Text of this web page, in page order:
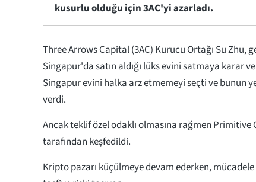
kusurlu olduğu için 3AC'yi azarladı.
Three Arrows Capital (3AC) Kurucu Ortağı Su Zhu,
Singapur'da satın aldığı lüks evini satmaya karar
Singapur evini halka arz etmemeyi seçti ve bunun
verdi.
Ancak teklif özel odaklı olmasına rağmen
tarafından keşfedildi.
Kripto pazarı küçülmeye devam ederken,